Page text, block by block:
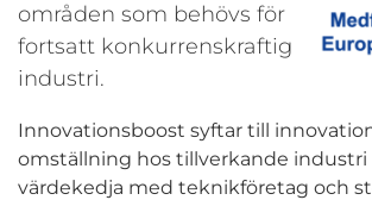
områden som behövs för
fortsatt konkurrenskraftig
industri.
Innovationsboost syftar till
omställning hos tillverkande industri
värdekedja med teknikföretag och